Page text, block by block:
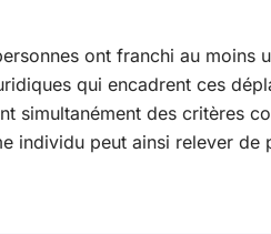
ont franchi au moins
qui encadrent ces
simultanément des critères
individu peut ainsi relever